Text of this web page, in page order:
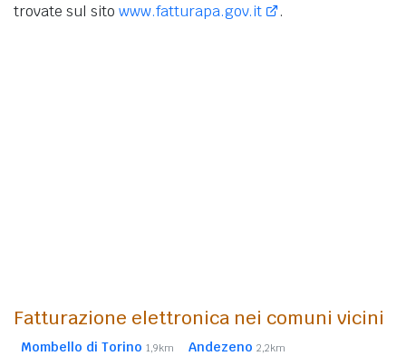
trovate sul sito www.fatturapa.gov.it .
Fatturazione elettronica nei comuni vicini
Mombello di Torino 1,9km Andezeno 2,2km